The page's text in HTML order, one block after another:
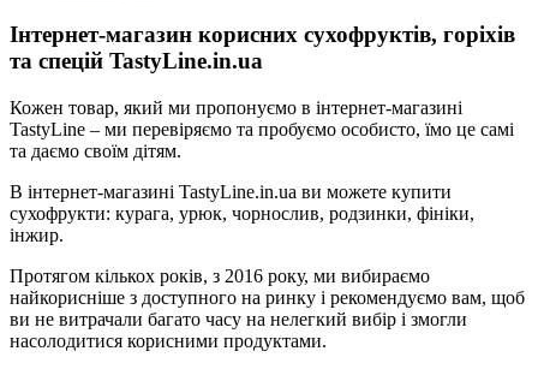
Інтернет-магазин корисних сухофруктів, горіхів
та спецій TastyLine.in.ua
Кожен товар, який ми пропонуємо в інтернет-магазині
TastyLine – ми перевіряємо та пробуємо особисто, їмо це самі
та даємо своїм дітям.
В інтернет-магазині TastyLine.in.ua ви можете купити
сухофрукти: курага, урюк, чорнослив, родзинки, фініки,
інжир.
Протягом кількох років, з 2016 року, ми вибираємо
найкорисніше з доступного на ринку і рекомендуємо вам, щоб
ви не витрачали багато часу на нелегкий вибір і змогли
насолодитися корисними продуктами.